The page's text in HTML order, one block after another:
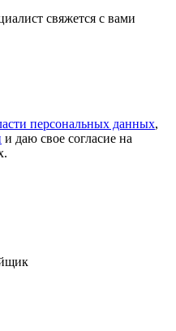
свяжется с вами
персональных данных,
и даю свое согласие на